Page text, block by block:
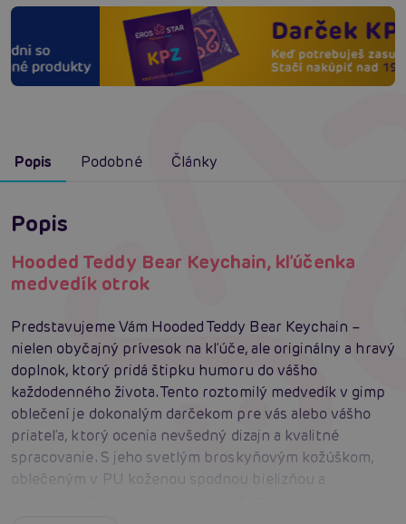
Popis Podobné Články
Popis
Hooded Teddy Bear Keychain, kľúčenka
medvedík otrok
Predstavujeme Vám Hooded Teddy Bear Keychain –
nielen obyčajný prívesok na kľúče, ale originálny a hravý
doplnok, ktorý pridá štipku humoru do vášho
každodenného života. Tento roztomilý medvedík v gimp
oblečení je dokonalým darčekom pre vás alebo vášho
priateľa, ktorý ocenia nevšedný dizajn a kvalitné
spracovanie. S jeho svetlým broskyňovým kožúškom,
oblečeným v PU koženou spodnou bielizňou a